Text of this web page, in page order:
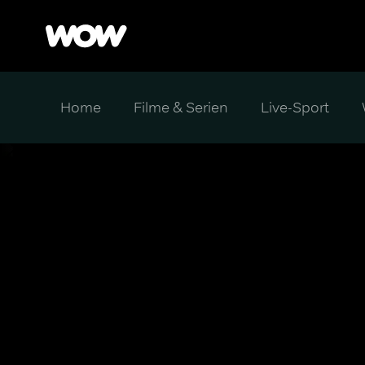
Home Filme & Serien Live-Sport